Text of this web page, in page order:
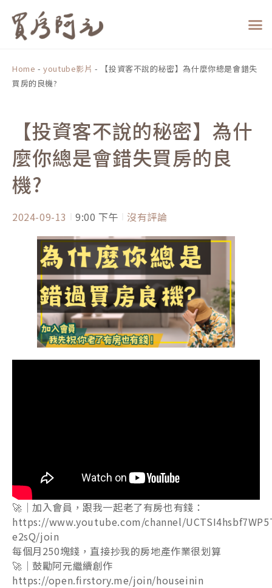
Home -youtube影片 -
【投資客不說的秘密】為什麼你總是會錯失
買房的良機?
【投資客不說的秘密】為什
麼你總是會錯失買房的良
機?
2024-09-13 9:00 下午 沒有評論
🚀｜加入會員，跟我一起老了有房也有錢：
https://www.youtube.com/channel/
e2sQ/join
每個月250塊錢，直接抄我的房地產作業很划算
🚀｜鼓勵阿元繼續創作
https://open.firstory.me/join/houseinin